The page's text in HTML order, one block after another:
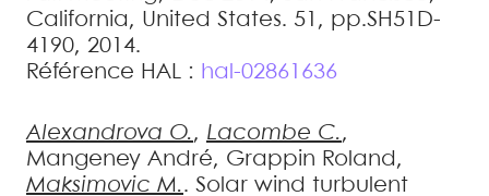
California, United States. 51, pp.SH51D-
4190, 2014.
Référence HAL : hal-02861636
Alexandrova O., Lacombe C.,
Mangeney André, Grappin Roland ,
Maksimovic M.. Solar wind turbulent